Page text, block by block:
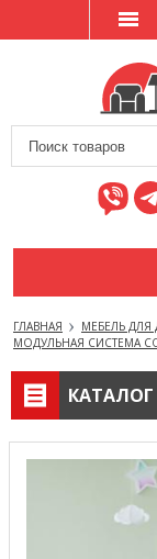
ГЛАВНАЯ МЕБЕЛЬ
МОДУЛЬНАЯ СИСТЕМА